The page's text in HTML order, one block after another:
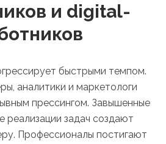
и digital-
быстрыми темпом.
аналитики и маркетологи
прессингом. Завышенные
реализации задач создают
Профессионалы постигают